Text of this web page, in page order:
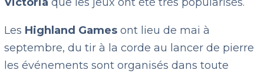
Les Highland Games ont lieu de mai à
septembre, du tir à la corde au lancer de pierre
les événements sont organisés dans toute